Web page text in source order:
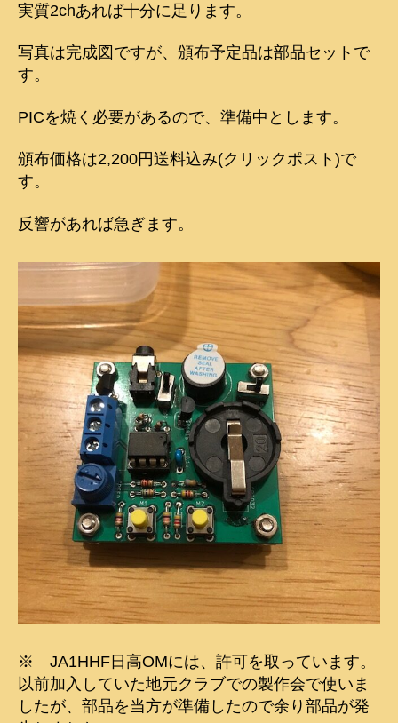
メ
リ
ー
ヤ
ー
へ
実質2chあれば十分に足ります。
写真は完成図ですが、頒布予定品は部品セットで
す。
PICを焼く必要があるので、準備中とします。
頒布価格は2,200円送料込み(クリックポスト)で
す。
反響があれば急ぎます。
※ JA1HHF日高OMには、許可を取っています。
以前加入していた地元クラブでの製作会で使いま
したが、部品を当方が準備したので余り部品が発